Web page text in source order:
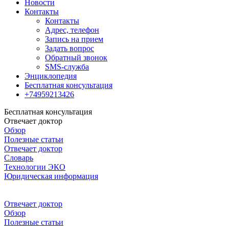
Новости
Контакты
Контакты
Адрес, телефон
Запись на прием
Задать вопрос
Обратный звонок
SMS-служба
Энциклопедия
Бесплатная консультация
+74959213426
Бесплатная консультация
Отвечает доктор
Обзор
Полезные статьи
Отвечает доктор
Словарь
Технологии ЭКО
Юридическая информация
Отвечает доктор
Обзор
Полезные статьи